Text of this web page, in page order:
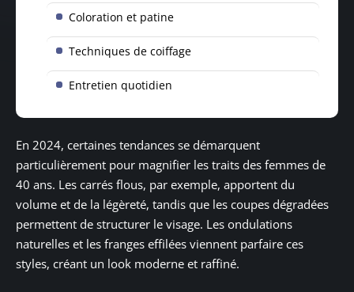
Coloration et patine
Techniques de coiffage
Entretien quotidien
En 2024, certaines tendances se démarquent
particulièrement pour magnifier les traits des femmes de
40 ans. Les carrés flous, par exemple, apportent du
volume et de la légèreté, tandis que les coupes dégradées
permettent de structurer le visage. Les ondulations
naturelles et les franges effilées viennent parfaire ces
styles, créant un look moderne et raffiné.